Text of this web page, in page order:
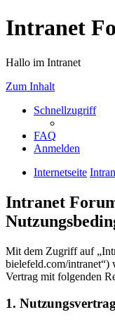
Intranet
Hallo im Intranet
Zum Inhalt
Schnellzugriff
FAQ
Anmelden
Internetseite
Intranet
Mit dem Zugriff auf
bielefeld.com/intranet“)
Vertrag mit folgenden
1.